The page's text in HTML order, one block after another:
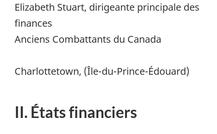
Elizabeth Stuart, dirigeante principale des
finances
Anciens Combattants du Canada
Charlottetown, (Île-du-Prince-Édouard)
II. États financiers